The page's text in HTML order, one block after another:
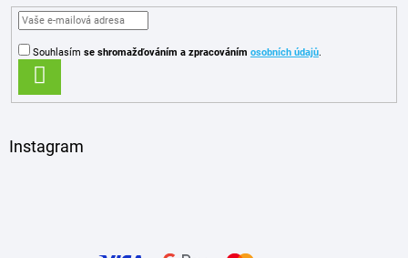
Souhlasím se shromažďováním a zpracováním osobních údajů.
SE
Instagram